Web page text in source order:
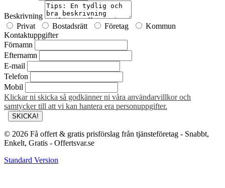
Beskrivning
Privat
Bostadsrätt Företag
Kommun
Kontaktuppgifter
Förnamn
Efternamn
E-mail
Telefon
Mobil
Klickar ni skicka så godkänner ni våra användarvillkor och
samtycker till att vi kan hantera era personuppgifter.
© 2026 Få offert & gratis prisförslag från tjänsteföretag - Snabbt,
Enkelt, Gratis - Offertsvar.se
Standard Version